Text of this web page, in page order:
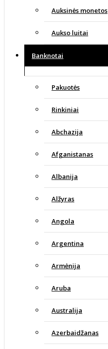
Auksinės monetos
Aukso luitai
Banknotai
Pakuotės
Rinkiniai
Abchazija
Afganistanas
Albanija
Alžyras
Angola
Argentina
Armėnija
Aruba
Australija
Azerbaidžanas